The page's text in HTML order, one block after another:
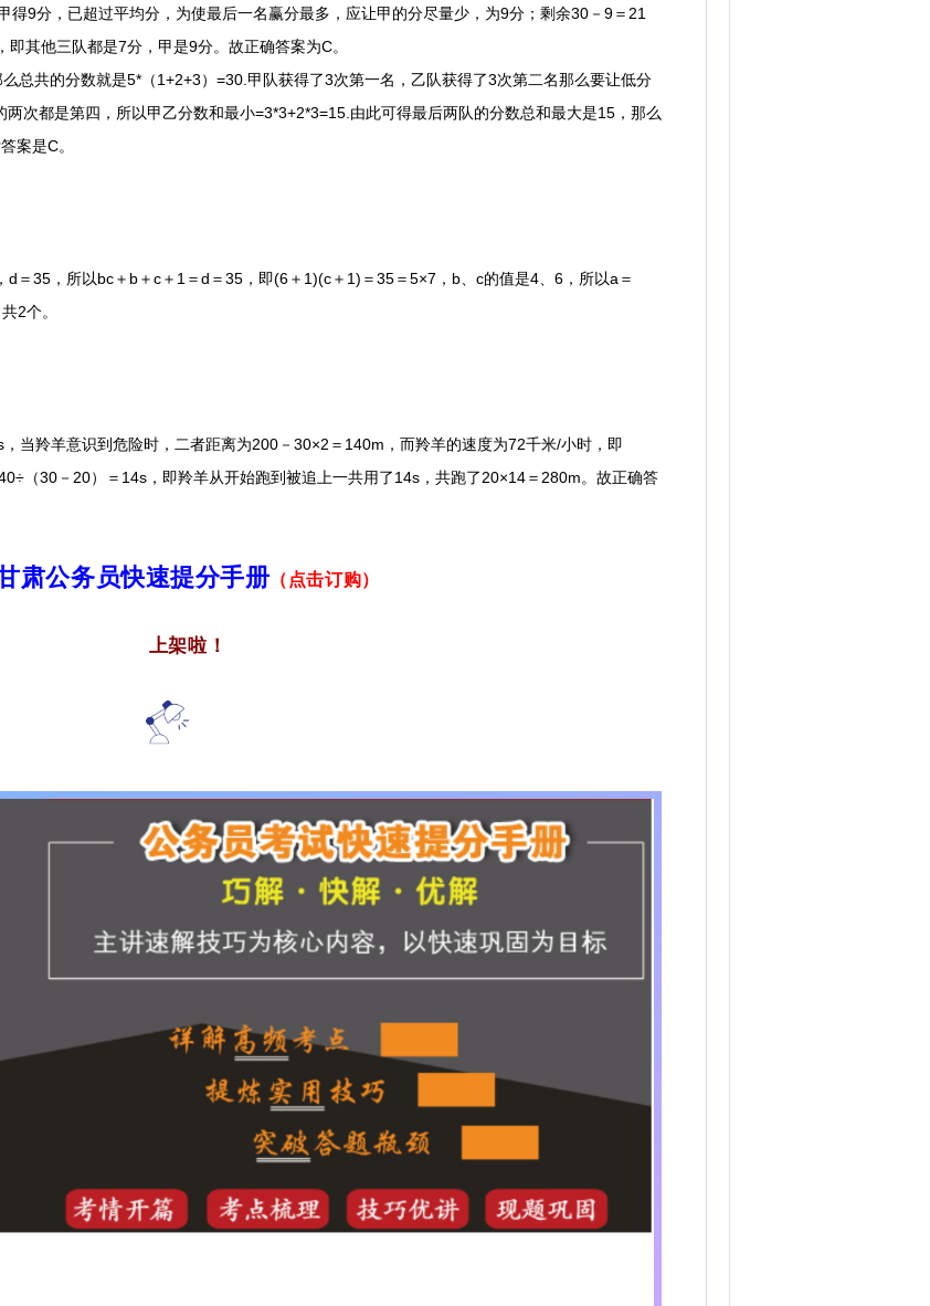
9分，已超过平均分，为使最后一名赢分最多，应让甲的分尽量少，为9分；剩余30－9＝21
其他三队都是7分，甲是9分。故正确答案为C。
共的分数就是5*（1+2+3）=30.甲队获得了3次第一名，乙队获得了3次第二名那么要让低分
次都是第四，所以甲乙分数和最小=3*3+2*3=15.由此可得最后两队的分数总和最大是15，那么
案是C。
35，所以bc＋b＋c＋1＝d＝35，即(6＋1)(c＋1)＝35＝5×7，b、c的值是4、6，所以a＝
2个。
羚羊意识到危险时，二者距离为200－30×2＝140m，而羚羊的速度为72千米/小时，即
（30－20）＝14s，即羚羊从开始跑到被追上一共用了14s，共跑了20×14＝280m。故正确答
肃公务员快速提分手册 （点击订购）
上架啦！